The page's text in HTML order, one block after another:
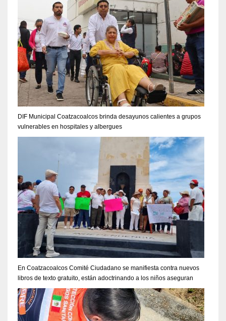
DIF Municipal Coatzacoalcos brinda desayunos calientes a grupos
vulnerables en hospitales y albergues
En Coatzacoalcos Comité Ciudadano se manifiesta contra nuevos
libros de texto gratuito, están adoctrinando a los niños aseguran